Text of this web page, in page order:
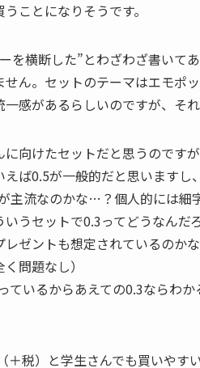
ことになりそうです。
を横断した”とわざわざ書いて
せん。セットのテーマはエモポ
感があるらしいのですが、そ
に向けたセットだと思うのです
えば0.5が一般的だと思います
主流なのかな…？個人的には細
うセットで0.3ってどうなんだ
レゼントも想定されているのか
問題なし）
ているからあえての0.3ならわ
＋税）と学生さんでも買いやす